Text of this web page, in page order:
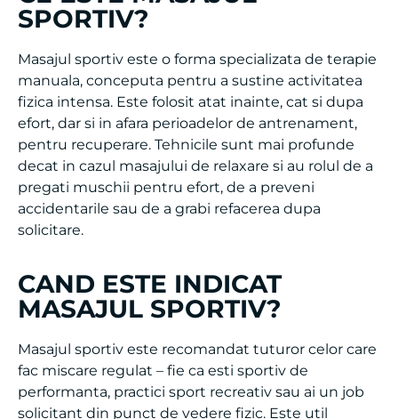
Masajul sportiv este o forma specializata de terapie
manuala, conceputa pentru a sustine activitatea
fizica intensa. Este folosit atat inainte, cat si dupa
efort, dar si in afara perioadelor de antrenament,
pentru recuperare. Tehnicile sunt mai profunde
decat in cazul masajului de relaxare si au rolul de a
pregati muschii pentru efort, de a preveni
accidentarile sau de a grabi refacerea dupa
solicitare.
MASAJUL SPORTIV?
Masajul sportiv este recomandat tuturor celor care
fac miscare regulat – fie ca esti sportiv de
performanta, practici sport recreativ sau ai un job
solicitant din punct de vedere fizic. Este util
inainte de efort, dupa antrenamente sau in